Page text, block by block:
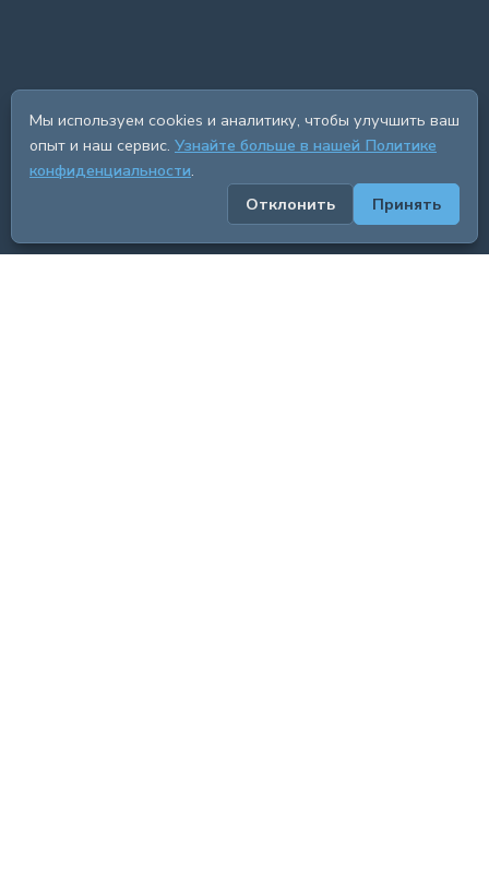
Мы используем cookies и аналитику, чтобы улучшить ваш
опыт и наш сервис. Узнайте больше в нашей Политике
конфиденциальности.
Отклонить
Принять